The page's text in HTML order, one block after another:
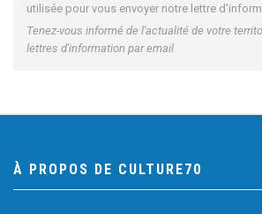
utilisée pour vous envoyer notre lettre
Tenez-vous informé de l'actualité de votre
lettres d'information par email
À PROPOS DE CULTURE70